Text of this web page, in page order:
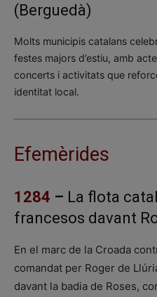
(Berguedà)
Molts municipis catalans
festes majors d’estiu, amb
concerts i activitats que
identitat local.
Efemèrides
1284 – La flota
francesos davant
En el marc de la Croada
comandat per Roger de
davant la badia de Roses,